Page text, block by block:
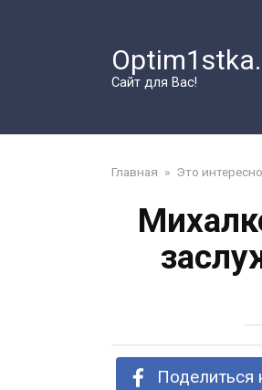
Сайт для Вас!
Главная » Это интересно
Поделиться